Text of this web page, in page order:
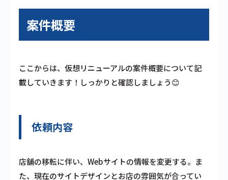
案件概要
ここからは、仮想リニューアルの案件概要について記
載していきます！しっかりと確認しましょう😊
依頼内容
店舗の移転に伴い、Webサイトの情報を変更する。ま
た、現在のサイトデザインとお店の雰囲気が合ってい